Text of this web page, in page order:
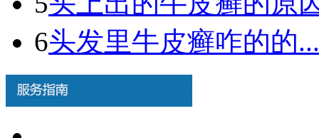
6头发里牛皮癣咋的的...